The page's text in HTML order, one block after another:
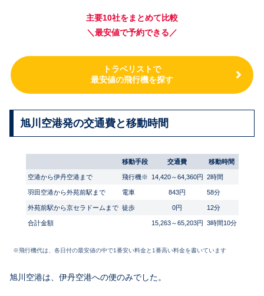
主要10社をまとめて比較
＼最安値で予約できる／
トラベリストで
最安値の飛行機を探す
旭川空港発の交通費と移動時間
移動手段 交通費 移動時間
空港から伊丹空港まで 飛行機※ 14,420～64,360円 2時間
羽田空港から外苑前駅まで 電車 843円 58分
外苑前駅から京セラドームまで 徒歩 0円 12分
合計金額 15,263～65,203円 3時間10分
※飛行機代は、各日付の最安値の中で1番安い料金と1番高い料金を書いています
旭川空港は、伊丹空港への便のみでした。